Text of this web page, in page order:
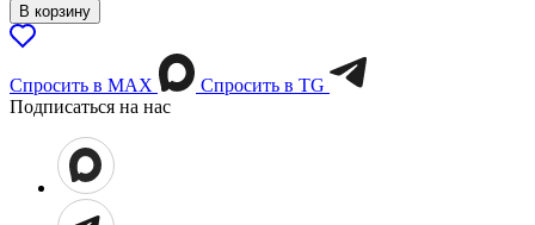
В корзину
Спросить в МАХ
Спросить в TG
Подписаться на нас